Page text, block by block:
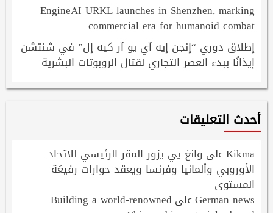
EngineAI URKL launches in Shenzhen, marking
commercial era for humanoid combat
إطلاق دوري “إنجن إيه آي يو آر كيه إل” في شنتشن
إيذانًا ببدء العصر التجاري لقتال الروبوتات البشرية
أحدث التعليقات
Kikmaعلى وانغ يي يزور المقر الرئيسي للاتحاد
الأوروبي وألمانيا وفرنسا ويعقد حوارات رفيعَة
المستوى
German newsعلى Building a world-renowned